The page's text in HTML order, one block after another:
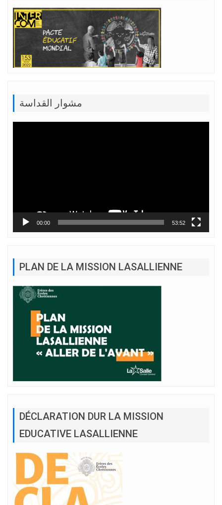
مشوار القداسة
00:00 53:52
PLAN DE LA MISSION LASALLIENNE
DÉCLARATION DUR LA MISSION
EDUCATIVE LASALLIENNE